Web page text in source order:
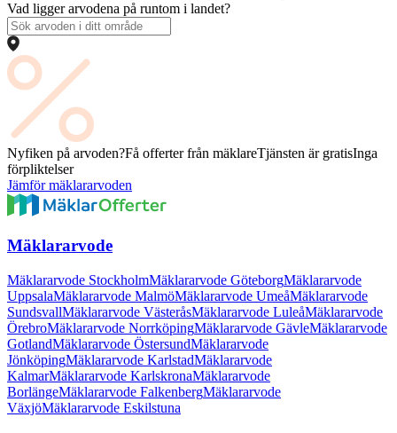
Vad ligger arvodena på runtom i landet?
Nyfiken på arvoden?Få offerter från mäklareTjänsten är gratisInga
förpliktelser
Jämför mäklararvoden
Mäklararvode
Mäklararvode StockholmMäklararvode GöteborgMäklararvode
UppsalaMäklararvode MalmöMäklararvode UmeåMäklararvode
SundsvallMäklararvode VästeråsMäklararvode LuleåMäklararvode
ÖrebroMäklararvode NorrköpingMäklararvode GävleMäklararvode
GotlandMäklararvode ÖstersundMäklararvode
JönköpingMäklararvode KarlstadMäklararvode
KalmarMäklararvode KarlskronaMäklararvode
BorlängeMäklararvode FalkenbergMäklararvode
VäxjöMäklararvode Eskilstuna